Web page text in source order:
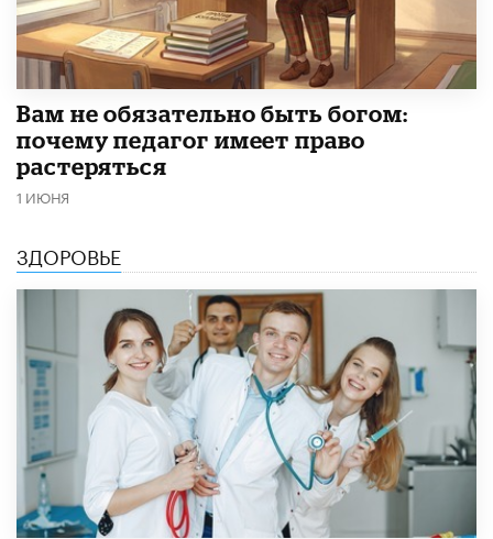
​Вам не обязательно быть богом:
почему педагог имеет право
растеряться
1 ИЮНЯ
ЗДОРОВЬЕ